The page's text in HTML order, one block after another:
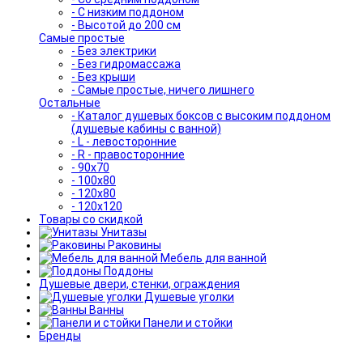
- С низким поддоном
- Высотой до 200 см
Самые простые
- Без электрики
- Без гидромассажа
- Без крыши
- Самые простые, ничего лишнего
Остальные
- Каталог душевых боксов с высоким поддоном
(душевые кабины с ванной)
- L - левосторонние
- R - правосторонние
- 90x70
- 100x80
- 120x80
- 120x120
Товары со скидкой
Унитазы
Раковины
Мебель для ванной
Поддоны
Душевые двери, стенки, ограждения
Душевые уголки
Ванны
Панели и стойки
Бренды